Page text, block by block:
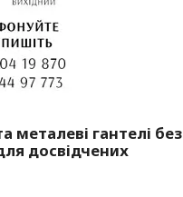
гантелі без
досвідчених